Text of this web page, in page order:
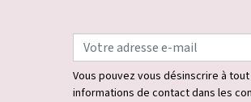
Vous pouvez vous désinscrire à
informations de contact dans les